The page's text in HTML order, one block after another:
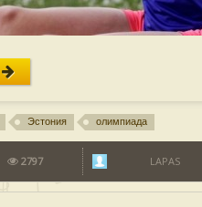
Эстония олимпиада
2797 LAPAS